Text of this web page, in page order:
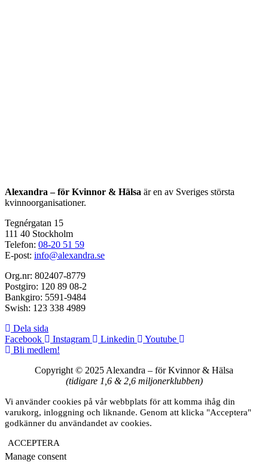
Alexandra – för Kvinnor & Hälsa är en av Sveriges största
kvinnoorganisationer.
Tegnérgatan 15
111 40 Stockholm
Telefon: 08-20 51 59
E-post: info@alexandra.se
Org.nr: 802407-8779
Postgiro: 120 89 08-2
Bankgiro: 5591-9484
Swish: 123 338 4989
Dela sida
Facebook
Instagram Linkedin
Youtube
Bli medlem!
Copyright © 2025 Alexandra – för Kvinnor & Hälsa
(tidigare 1,6 & 2,6 miljonerklubben)
Vi använder cookies på vår webbplats för att komma ihåg din
varukorg, inloggning och liknande. Genom att klicka "Acceptera"
godkänner du användandet av cookies.
ACCEPTERA
Manage consent